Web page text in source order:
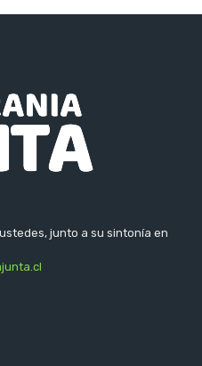
junto a su sintonía en